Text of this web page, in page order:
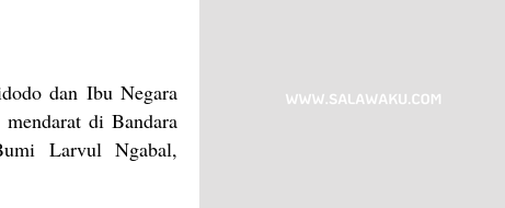
dan Ibu Negara
di Bandara
Larvul Ngabal,